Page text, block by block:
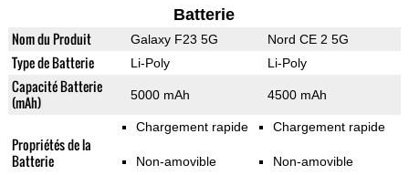
Batterie
Nom du Produit Galaxy F23 5G Nord CE 2 5G
Type de Batterie Li-Poly Li-Poly
Capacité Batterie
(mAh)
5000 mAh 4500 mAh
Propriétés de la
Batterie
Chargement rapide
Non-amovible
Chargement rapide
Non-amovible